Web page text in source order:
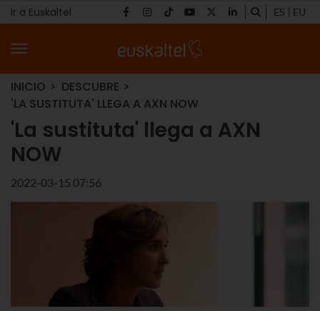
Ir a Euskaltel ES EU
INICIO
DESCUBRE
'LA SUSTITUTA' LLEGA A AXN NOW
'La sustituta' llega a AXN
NOW
2022-03-15 07:56